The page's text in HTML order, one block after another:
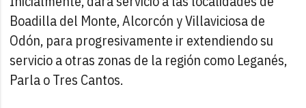
Boadilla del Monte, Alcorcón y Villaviciosa de
Odón, para progresivamente ir extendiendo su
servicio a otras zonas de la región como Leganés,
Parla o Tres Cantos.